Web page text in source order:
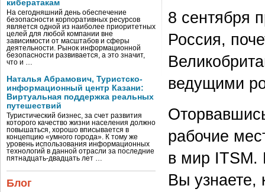
кибератакам
На сегодняшний день обеспечение
безопасности корпоративных ресурсов
является одной из наиболее приоритетных
целей для любой компании вне
зависимости от масштабов и сферы
деятельности. Рынок информационной
безопасности развивается, а это значит,
что и …
Наталья Абрамович, Туристско-
информационный центр Казани:
Виртуальная поддержка реальных
путешествий
Туристический бизнес, за счет развития
которого качество жизни населения должно
повышаться, хорошо вписывается в
концепцию «умного города». К тому же
уровень использования информационных
технологий в данной отрасли за последние
пятнадцать-двадцать лет …
Блог
8 сентября
Россия,
ведущими
рабочие
в мир ITSM.
Вы узнаете,